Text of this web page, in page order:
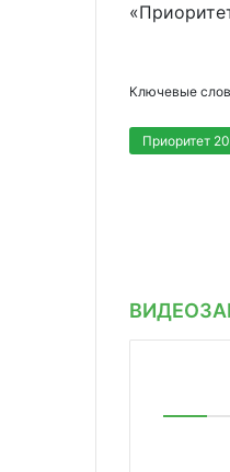
Ключевые
Приоритет